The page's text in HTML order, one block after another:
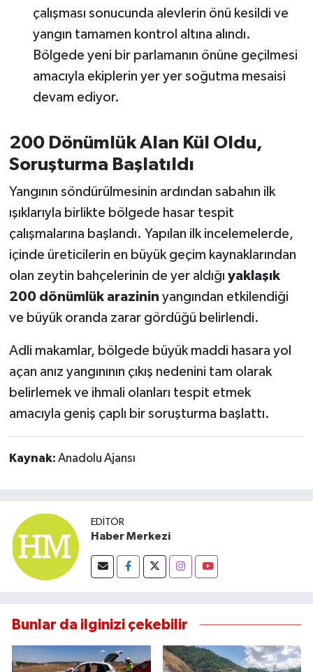
çalışması sonucunda alevlerin önü kesildi ve
yangın tamamen kontrol altına alındı.
Bölgede yeni bir parlamanın önüne geçilmesi
amacıyla ekiplerin yer yer soğutma mesaisi
devam ediyor.
200 Dönümlük Alan Kül Oldu,
Soruşturma Başlatıldı
Yangının söndürülmesinin ardından sabahın ilk
ışıklarıyla birlikte bölgede hasar tespit
çalışmalarına başlandı. Yapılan ilk incelemelerde,
içinde üreticilerin en büyük geçim kaynaklarından
olan zeytin bahçelerinin de yer aldığı yaklaşık
200 dönümlük arazinin yangından etkilendiği
ve büyük oranda zarar gördüğü belirlendi.
Adli makamlar, bölgede büyük maddi hasara yol
açan anız yangınının çıkış nedenini tam olarak
belirlemek ve ihmali olanları tespit etmek
amacıyla geniş çaplı bir soruşturma başlattı.
Kaynak: Anadolu Ajansı
EDITÖR
Haber Merkezi
Bunlar da ilginizi çekebilir